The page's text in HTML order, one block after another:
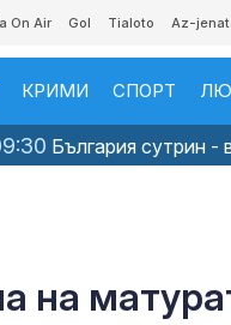
On Air Gol Tialoto Az-
КРИМИ СПОРТ
България сутрин -
на